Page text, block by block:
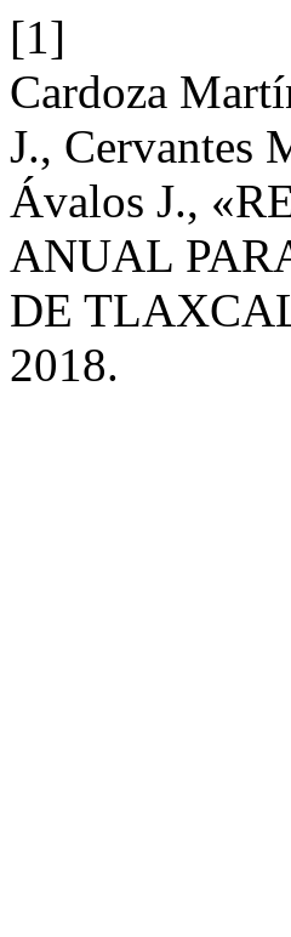
[1]
Cardoza
J., Cervantes
Ávalos J.,
ANUAL
DE
2018.